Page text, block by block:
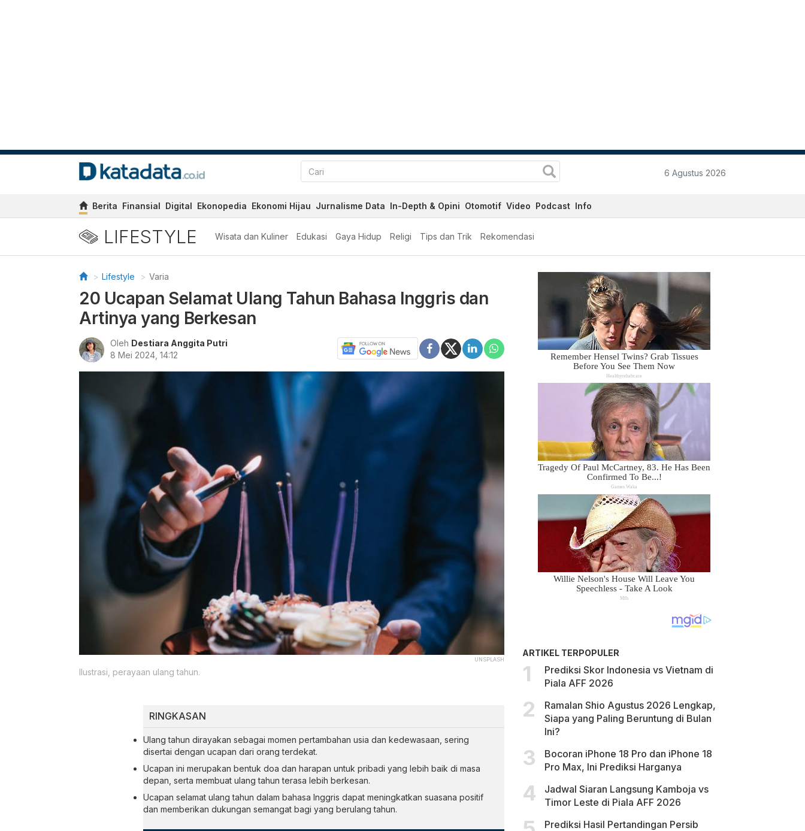
6 Agustus 2026
Berita Finansial Digital Ekonopedia Ekonomi Hijau Jurnalisme Data In-Depth & Opini Otomotif Video Podcast Info
LIFESTYLE Wisata dan Kuliner Edukasi Gaya Hidup Religi Tips dan Trik Rekomendasi
Lifestyle Varia
20 Ucapan Selamat Ulang Tahun Bahasa Inggris dan
Artinya yang Berkesan
Oleh Destiara Anggita Putri
8 Mei 2024, 14:12
UNSPLASH
Ilustrasi, perayaan ulang tahun.
RINGKASAN
Ulang tahun dirayakan sebagai momen pertambahan usia dan kedewasaan, sering
disertai dengan ucapan dari orang terdekat.
Ucapan ini merupakan bentuk doa dan harapan untuk pribadi yang lebih baik di masa
depan, serta membuat ulang tahun terasa lebih berkesan.
Ucapan selamat ulang tahun dalam bahasa Inggris dapat meningkatkan suasana positif
dan memberikan dukungan semangat bagi yang berulang tahun.
ARTIKEL TERPOPULER
Prediksi Skor Indonesia vs Vietnam di
Piala AFF 2026
Ramalan Shio Agustus 2026 Lengkap,
Siapa yang Paling Beruntung di Bulan
Ini?
Bocoran iPhone 18 Pro dan iPhone 18
Pro Max, Ini Prediksi Harganya
Jadwal Siaran Langsung Kamboja vs
Timor Leste di Piala AFF 2026
Prediksi Hasil Pertandingan Persib